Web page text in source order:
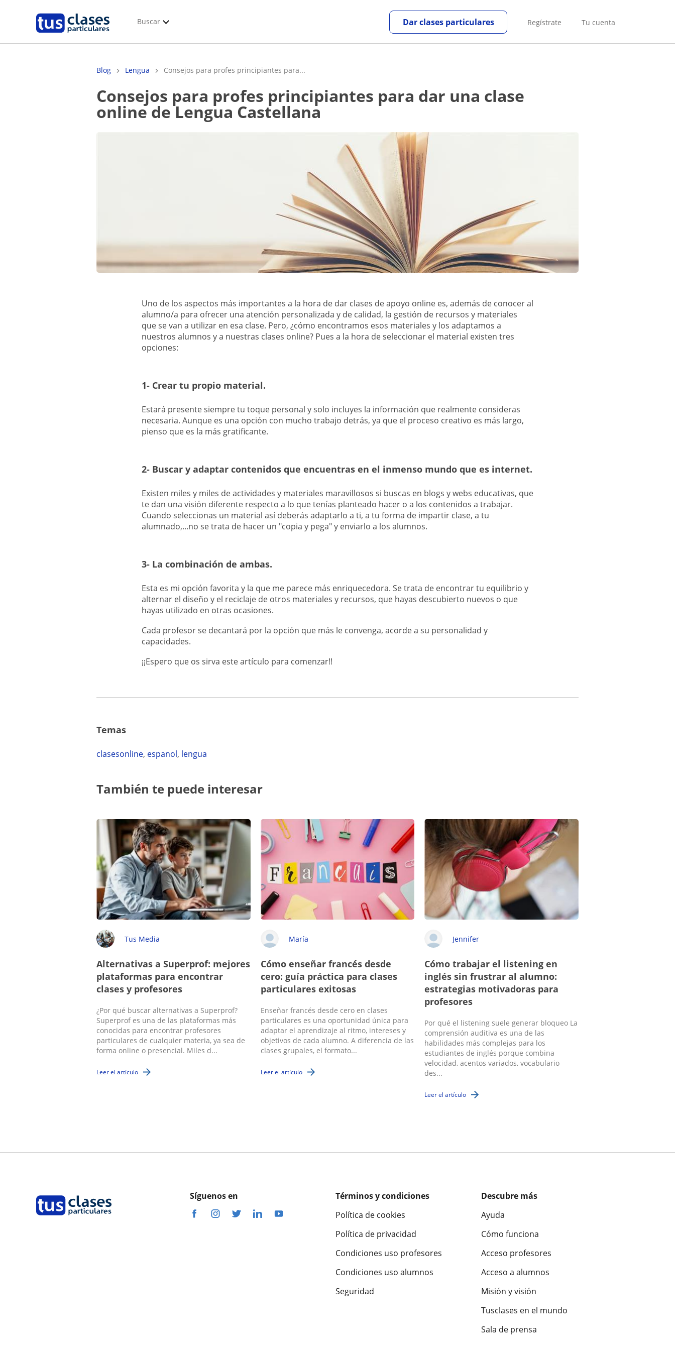
Buscar Regístrate Tu cuenta
Dar clases particulares
Blog Lengua Consejos para profes principiantes para...
Consejos para profes principiantes para dar una clase
online de Lengua Castellana
Uno de los aspectos más importantes a la hora de dar clases de apoyo online es, además de conocer al
alumno/a para ofrecer una atención personalizada y de calidad, la gestión de recursos y materiales
que se van a utilizar en esa clase. Pero, ¿cómo encontramos esos materiales y los adaptamos a
nuestros alumnos y a nuestras clases online? Pues a la hora de seleccionar el material existen tres
opciones:
1- Crear tu propio material.
Estará presente siempre tu toque personal y solo incluyes la información que realmente consideras
necesaria. Aunque es una opción con mucho trabajo detrás, ya que el proceso creativo es más largo,
pienso que es la más gratificante.
2- Buscar y adaptar contenidos que encuentras en el inmenso mundo que es internet.
Existen miles y miles de actividades y materiales maravillosos si buscas en blogs y webs educativas, que
te dan una visión diferente respecto a lo que tenías planteado hacer o a los contenidos a trabajar.
Cuando seleccionas un material así deberás adaptarlo a ti, a tu forma de impartir clase, a tu
alumnado,...no se trata de hacer un "copia y pega" y enviarlo a los alumnos.
3- La combinación de ambas.
Esta es mi opción favorita y la que me parece más enriquecedora. Se trata de encontrar tu equilibrio y
alternar el diseño y el reciclaje de otros materiales y recursos, que hayas descubierto nuevos o que
hayas utilizado en otras ocasiones.
Cada profesor se decantará por la opción que más le convenga, acorde a su personalidad y
capacidades.
¡¡Espero que os sirva este artículo para comenzar!!
Temas
clasesonline, espanol, lengua
También te puede interesar
Tus Media
Alternativas a Superprof: mejores
plataformas para encontrar
clases y profesores
¿Por qué buscar alternativas a Superprof?
Superprof es una de las plataformas más
conocidas para encontrar profesores
particulares de cualquier materia, ya sea de
forma online o presencial. Miles d...
Leer el artículo
María
Cómo enseñar francés desde
cero: guía práctica para clases
particulares exitosas
Enseñar francés desde cero en clases
particulares es una oportunidad única para
adaptar el aprendizaje al ritmo, intereses y
objetivos de cada alumno. A diferencia de las
clases grupales, el formato...
Leer el artículo
Jennifer
Cómo trabajar el listening en
inglés sin frustrar al alumno:
estrategias motivadoras para
profesores
Por qué el listening suele generar bloqueo La
comprensión auditiva es una de las
habilidades más complejas para los
estudiantes de inglés porque combina
velocidad, acentos variados, vocabulario
des...
Leer el artículo
Síguenos en
Términos y condiciones
Política de cookies
Política de privacidad
Condiciones uso profesores
Condiciones uso alumnos
Seguridad
Descubre más
Ayuda
Cómo funciona
Acceso profesores
Acceso a alumnos
Misión y visión
Tusclases en el mundo
Sala de prensa